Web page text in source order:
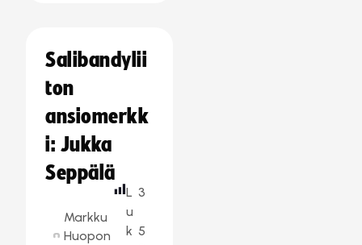
Salibandylii
ton
ansiomerkk
i: Jukka
Seppälä
Markku
Huopon
L
u
k
3
5